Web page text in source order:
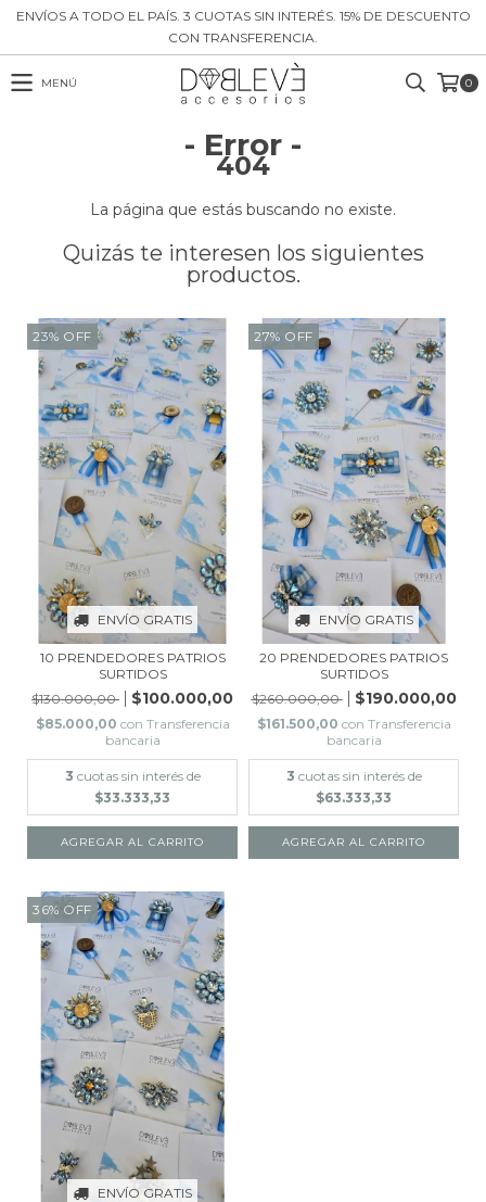
ENVÍOS A TODO EL PAÍS. 3 CUOTAS SIN INTERÉS. 15% DE DESCUENTO
CON TRANSFERENCIA.
MENÚ 0
- Error -
404
La página que estás buscando no existe.
Quizás te interesen los siguientes
productos.
23% OFF
ENVÍO GRATIS
10 PRENDEDORES PATRIOS
SURTIDOS
$130.000,00
$100.000,00
$85.000,00 con Transferencia
bancaria
3 cuotas sin interés de
$33.333,33
27% OFF
ENVÍO GRATIS
20 PRENDEDORES PATRIOS
SURTIDOS
$260.000,00
$190.000,00
$161.500,00 con Transferencia
bancaria
3 cuotas sin interés de
$63.333,33
36% OFF
ENVÍO GRATIS